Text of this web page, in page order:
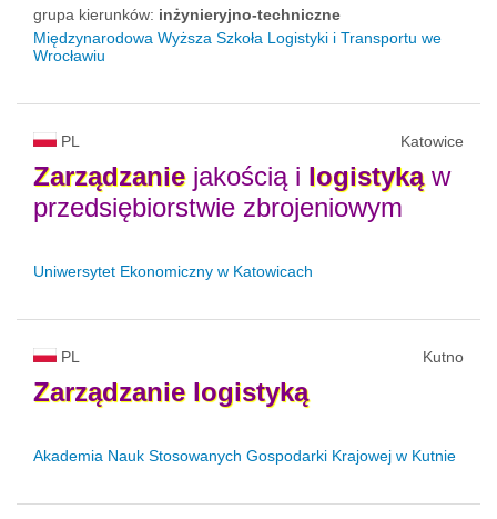
grupa kierunków: inżynieryjno-techniczne
Międzynarodowa Wyższa Szkoła Logistyki i Transportu we
Wrocławiu
PL Katowice
Zarządzaniejakością i logistykąw
przedsiębiorstwie zbrojeniowym
Uniwersytet Ekonomiczny w Katowicach
PL Kutno
Zarządzanie logistyką
Akademia Nauk Stosowanych Gospodarki Krajowej w Kutnie